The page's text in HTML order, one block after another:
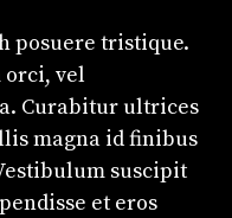
posuere tristique.
vel
Curabitur ultrices
magna id finibus
suscipit
et eros